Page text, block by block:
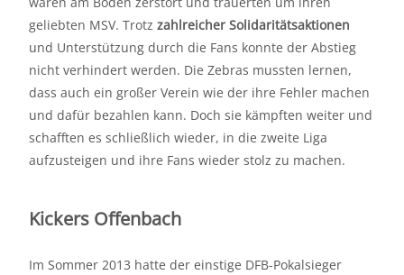
geliebten MSV. Trotz zahlreicher Solidaritätsaktionen
und Unterstützung durch die Fans konnte der Abstieg
nicht verhindert werden. Die Zebras mussten lernen,
dass auch ein großer Verein wie der ihre Fehler machen
und dafür bezahlen kann. Doch sie kämpften weiter und
schafften es schließlich wieder, in die zweite Liga
aufzusteigen und ihre Fans wieder stolz zu machen.
Kickers Offenbach
Im Sommer 2013 hatte der einstige DFB-Pokalsieger